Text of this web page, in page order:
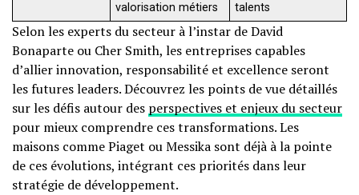
valorisation métiers
talents
Selon les experts du secteur à l’instar de David
Bonaparte ou Cher Smith, les entreprises capables
d’allier innovation, responsabilité et excellence seront
les futures leaders. Découvrez les points de vue détaillés
sur les défis autour des perspectives et enjeux du secteur
pour mieux comprendre ces transformations. Les
maisons comme Piaget ou Messika sont déjà à la pointe
de ces évolutions, intégrant ces priorités dans leur
stratégie de développement.